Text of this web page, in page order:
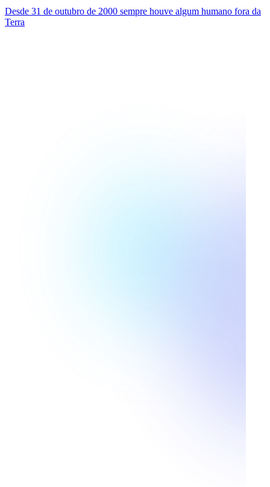
Desde 31 de outubro de 2000 sempre houve algum humano fora da
Terra